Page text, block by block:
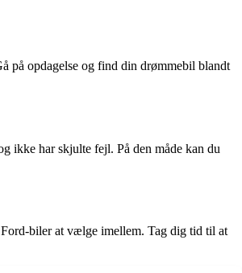
på opdagelse og find din drømmebil blandt
ikke har skjulte fejl. På den måde kan du
biler at vælge imellem. Tag dig tid til at